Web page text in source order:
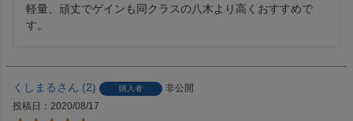
軽量、頑丈でゲインも同クラスの八木より高くおすすめで
す。
くしまる 2 購入者
非公開
投稿日
2020/08/17